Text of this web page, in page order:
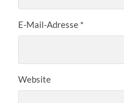
E-Mail-Adresse *
Website